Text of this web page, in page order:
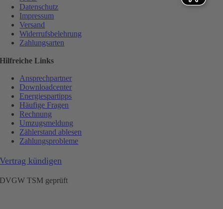
Datenschutz
Impressum
Versand
Widerrufsbelehrung
Zahlungsarten
Hilfreiche Links
Ansprechpartner
Downloadcenter
Energiespartipps
Häufige Fragen
Rechnung
Umzugsmeldung
Zählerstand ablesen
Zahlungsprobleme
Vertrag kündigen
DVGW TSM geprüft